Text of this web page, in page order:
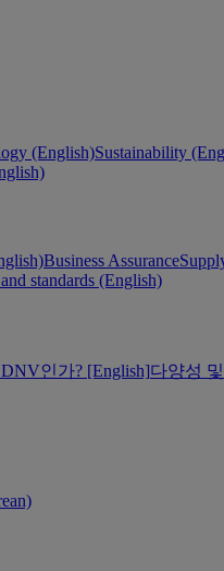
(English)Sustainability
Business Assurance
standards (English)
인가? [English]다양성